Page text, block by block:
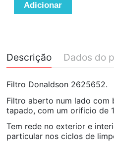
Adicionar
Descrição Dados do
Filtro Donaldson 2625652.
Filtro aberto num lado com
tapado, com um orificio de
Tem rede no exterior e
particular nos ciclos de